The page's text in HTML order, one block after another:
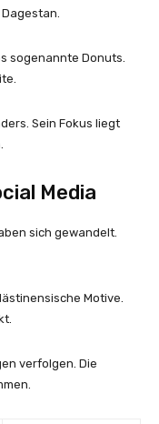
sogenannte Donuts.
Sein Fokus liegt
Media
sich gewandelt.
Motive.
verfolgen. Die